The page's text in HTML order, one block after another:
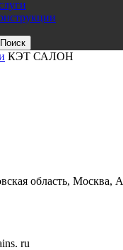
КЭТ САЛОН
область, Москва,
ru